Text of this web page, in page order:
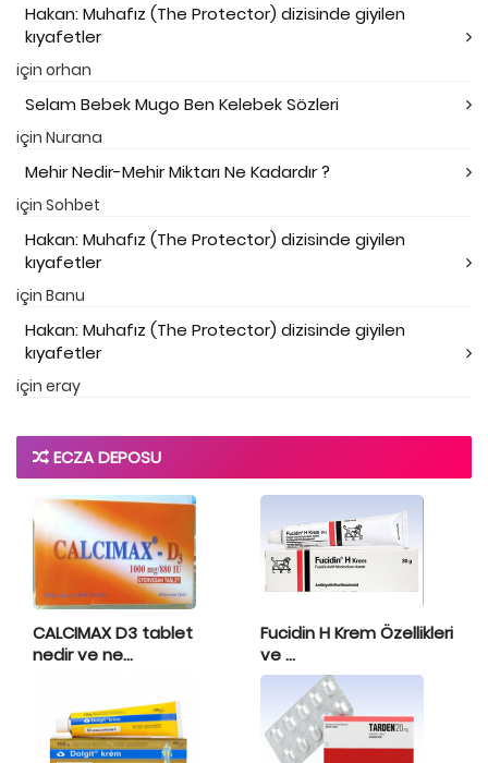
Hakan: Muhafız (The Protector) dizisinde giyilen
kıyafetler
için orhan
Selam Bebek Mugo Ben Kelebek Sözleri
için Nurana
Mehir Nedir-Mehir Miktarı Ne Kadardır ?
için Sohbet
Hakan: Muhafız (The Protector) dizisinde giyilen
kıyafetler
için Banu
Hakan: Muhafız (The Protector) dizisinde giyilen
kıyafetler
için eray
ECZA DEPOSU
CALCIMAX D3 tablet
nedir ve ne...
Fucidin H Krem Özellikleri
ve ...